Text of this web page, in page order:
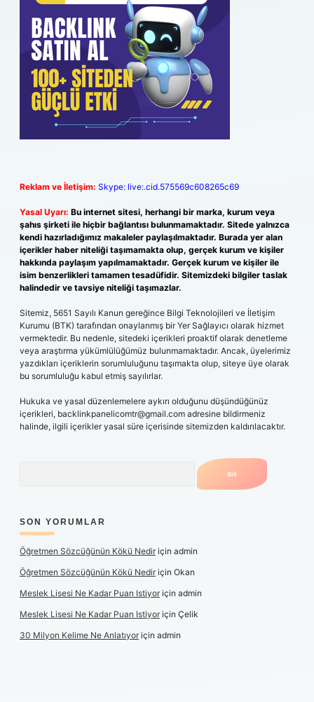
Reklam ve İletişim: Skype: live:.cid.575569c608265c69
Yasal Uyarı: Bu internet sitesi, herhangi bir marka, kurum veya
şahıs şirketi ile hiçbir bağlantısı bulunmamaktadır. Sitede yalnızca
kendi hazırladığımız makaleler paylaşılmaktadır. Burada yer alan
içerikler haber niteliği taşımamakta olup, gerçek kurum ve kişiler
hakkında paylaşım yapılmamaktadır. Gerçek kurum ve kişiler ile
isim benzerlikleri tamamen tesadüfidir. Sitemizdeki bilgiler taslak
halindedir ve tavsiye niteliği taşımazlar.
Sitemiz, 5651 Sayılı Kanun gereğince Bilgi Teknolojileri ve İletişim
Kurumu (BTK) tarafından onaylanmış bir Yer Sağlayıcı olarak hizmet
vermektedir. Bu nedenle, sitedeki içerikleri proaktif olarak denetleme
veya araştırma yükümlülüğümüz bulunmamaktadır. Ancak, üyelerimiz
yazdıkları içeriklerin sorumluluğunu taşımakta olup, siteye üye olarak
bu sorumluluğu kabul etmiş sayılırlar.
Hukuka ve yasal düzenlemelere aykırı olduğunu düşündüğünüz
içerikleri, backlinkpanelicomtr@gmail.com adresine bildirmeniz
halinde, ilgili içerikler yasal süre içerisinde sitemizden kaldırılacaktır.
SON YORUMLAR
Öğretmen Sözcüğünün Kökü Nediriçin admin
Öğretmen Sözcüğünün Kökü Nediriçin Okan
Meslek Lisesi Ne Kadar Puan Istiyoriçin admin
Meslek Lisesi Ne Kadar Puan Istiyoriçin Çelik
30 Milyon Kelime Ne Anlatıyoriçin admin